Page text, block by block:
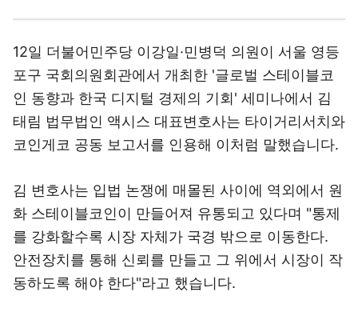
12일 더불어민주당 이강일·민병덕 의원이 서울 영등
포구 국회의원회관에서 개최한 '글로벌 스테이블코
인 동향과 한국 디지털 경제의 기회' 세미나에서 김
태림 법무법인 액시스 대표변호사는 타이거리서치와
코인게코 공동 보고서를 인용해 이처럼 말했습니다.
김 변호사는 입법 논쟁에 매몰된 사이에 역외에서 원
화 스테이블코인이 만들어져 유통되고 있다며 "통제
를 강화할수록 시장 자체가 국경 밖으로 이동한다.
안전장치를 통해 신뢰를 만들고 그 위에서 시장이 작
동하도록 해야 한다"라고 했습니다.